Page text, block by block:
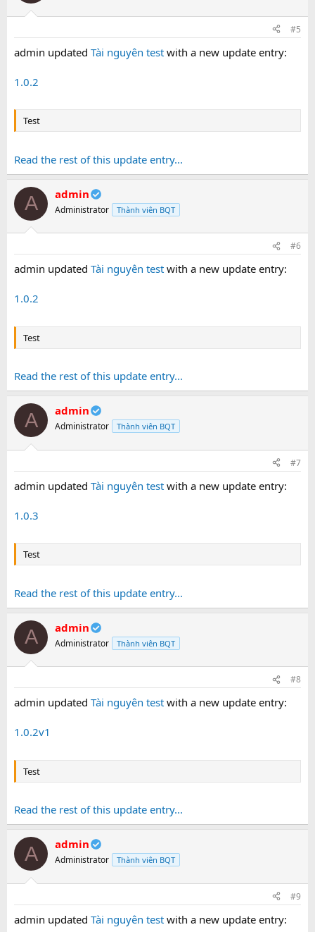
#5
admin updated Tài nguyên test with a new update entry:
1.0.2
Test
Read the rest of this update entry...
A admin
Administrator Thành viên BQT
#6
admin updated Tài nguyên test with a new update entry:
1.0.2
Test
Read the rest of this update entry...
A admin
Administrator Thành viên BQT
#7
admin updated Tài nguyên test with a new update entry:
1.0.3
Test
Read the rest of this update entry...
A admin
Administrator Thành viên BQT
#8
admin updated Tài nguyên test with a new update entry:
1.0.2v1
Test
Read the rest of this update entry...
A admin
Administrator Thành viên BQT
#9
admin updated Tài nguyên test with a new update entry: